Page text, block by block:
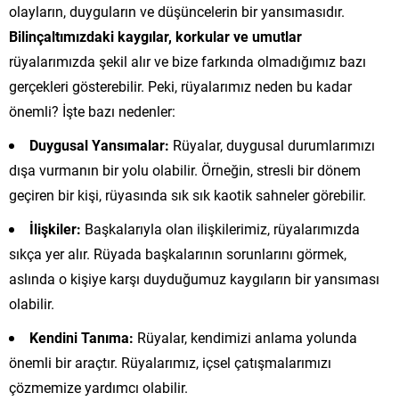
olayların, duyguların ve düşüncelerin bir yansımasıdır.
Bilinçaltımızdaki kaygılar, korkular ve umutlar
rüyalarımızda şekil alır ve bize farkında olmadığımız bazı
gerçekleri gösterebilir. Peki, rüyalarımız neden bu kadar
önemli? İşte bazı nedenler:
Duygusal Yansımalar: Rüyalar, duygusal durumlarımızı
dışa vurmanın bir yolu olabilir. Örneğin, stresli bir dönem
geçiren bir kişi, rüyasında sık sık kaotik sahneler görebilir.
İlişkiler: Başkalarıyla olan ilişkilerimiz, rüyalarımızda
sıkça yer alır. Rüyada başkalarının sorunlarını görmek,
aslında o kişiye karşı duyduğumuz kaygıların bir yansıması
olabilir.
Kendini Tanıma: Rüyalar, kendimizi anlama yolunda
önemli bir araçtır. Rüyalarımız, içsel çatışmalarımızı
çözmemize yardımcı olabilir.